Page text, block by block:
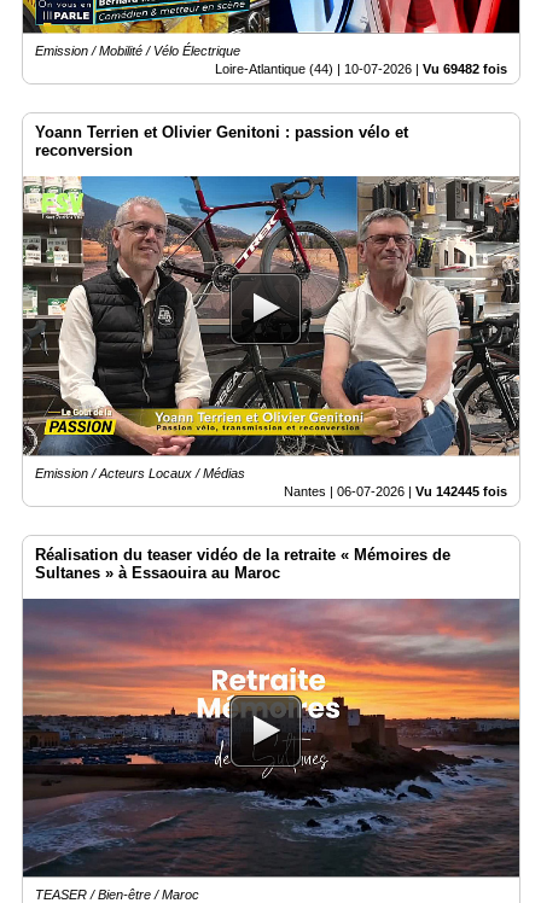
Emission / Mobilité / Vélo Électrique
Loire-Atlantique (44) | 10-07-2026 | Vu 69482 fois
Yoann Terrien et Olivier Genitoni : passion vélo et
reconversion
Emission / Acteurs Locaux / Médias
Nantes | 06-07-2026 | Vu 142445 fois
Réalisation du teaser vidéo de la retraite « Mémoires de
Sultanes » à Essaouira au Maroc
TEASER / Bien-être / Maroc